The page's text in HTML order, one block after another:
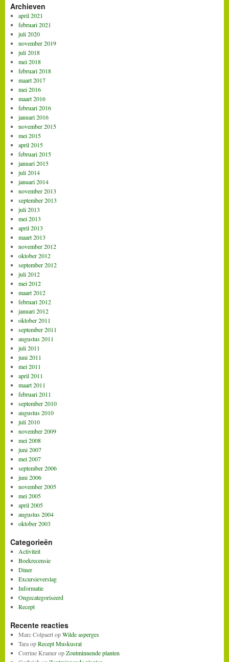
Archieven
april 2021
februari 2021
juli 2020
november 2019
juli 2018
mei 2018
februari 2018
maart 2017
mei 2016
maart 2016
februari 2016
januari 2016
november 2015
mei 2015
april 2015
februari 2015
januari 2015
juli 2014
januari 2014
november 2013
september 2013
juli 2013
mei 2013
april 2013
maart 2013
november 2012
oktober 2012
september 2012
juli 2012
mei 2012
maart 2012
februari 2012
januari 2012
oktober 2011
september 2011
augustus 2011
juli 2011
juni 2011
mei 2011
april 2011
maart 2011
februari 2011
september 2010
augustus 2010
juli 2010
november 2009
mei 2008
juni 2007
mei 2007
september 2006
juni 2006
november 2005
mei 2005
april 2005
augustus 2004
oktober 2003
Categorieën
Activiteit
Boekrecensie
Diner
Excursieverslag
Informatie
Ongecategoriseerd
Recept
Recente reacties
Marc ColpaertopWilde asperges
TaraopRecept Muskusrat
Corrine KrameropZoutminnende planten